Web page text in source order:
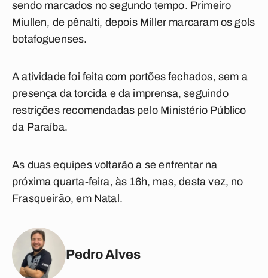
sendo marcados no segundo tempo. Primeiro
Miullen, de pênalti, depois Miller marcaram os gols
botafoguenses.
A atividade foi feita com portões fechados, sem a
presença da torcida e da imprensa, seguindo
restrições recomendadas pelo Ministério Público
da Paraíba.
As duas equipes voltarão a se enfrentar na
próxima quarta-feira, às 16h, mas, desta vez, no
Frasqueirão, em Natal.
Pedro Alves